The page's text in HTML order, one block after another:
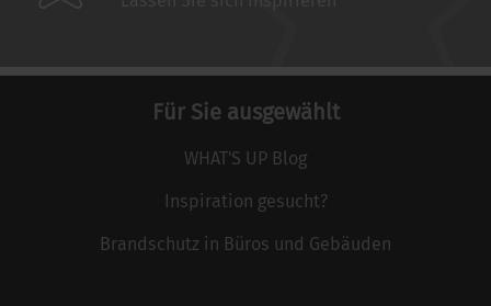
Für Sie ausgewählt
WHAT'S UP Blog
Inspiration gesucht?
Brandschutz in Büros und Gebäuden